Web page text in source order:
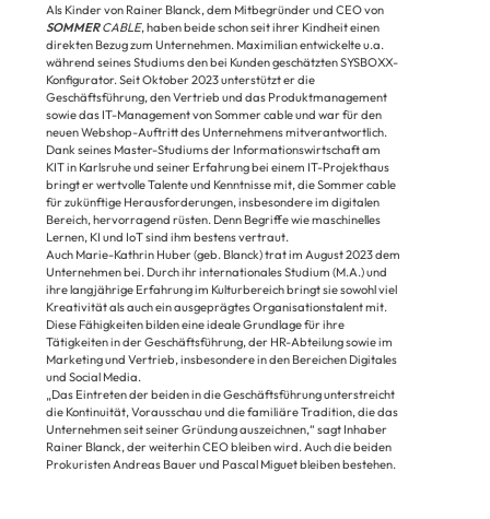
Als Kinder von Rainer Blanck, dem Mitbegründer und CEO von
SOMMERCABLE, haben beide schon seit ihrer Kindheit einen
direkten Bezug zum Unternehmen. Maximilian entwickelte u.a.
während seines Studiums den bei Kunden geschätzten SYSBOXX-
Konfigurator. Seit Oktober 2023 unterstützt er die
Geschäftsführung, den Vertrieb und das Produktmanagement
sowie das IT-Management von Sommer cable und war für den
neuen Webshop-Auftritt des Unternehmens mitverantwortlich.
Dank seines Master-Studiums der Informationswirtschaft am
KIT in Karlsruhe und seiner Erfahrung bei einem IT-Projekthaus
bringt er wertvolle Talente und Kenntnisse mit, die Sommer cable
für zukünftige Herausforderungen, insbesondere im digitalen
Bereich, hervorragend rüsten. Denn Begriffe wie maschinelles
Lernen, KI und IoT sind ihm bestens vertraut.
Auch Marie-Kathrin Huber (geb. Blanck) trat im August 2023 dem
Unternehmen bei. Durch ihr internationales Studium (M.A.) und
ihre langjährige Erfahrung im Kulturbereich bringt sie sowohl viel
Kreativität als auch ein ausgeprägtes Organisationstalent mit.
Diese Fähigkeiten bilden eine ideale Grundlage für ihre
Tätigkeiten in der Geschäftsführung, der HR-Abteilung sowie im
Marketing und Vertrieb, insbesondere in den Bereichen Digitales
und Social Media.
„Das Eintreten der beiden in die Geschäftsführung unterstreicht
die Kontinuität, Vorausschau und die familiäre Tradition, die das
Unternehmen seit seiner Gründung auszeichnen,“ sagt Inhaber
Rainer Blanck, der weiterhin CEO bleiben wird. Auch die beiden
Prokuristen Andreas Bauer und Pascal Miguet bleiben bestehen.